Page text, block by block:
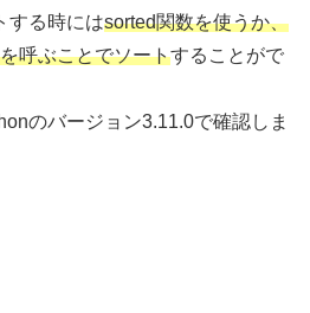
する時にはsorted関数を使うか、
呼ぶことでソートすることがで
のバージョン3.11.0で確認しま